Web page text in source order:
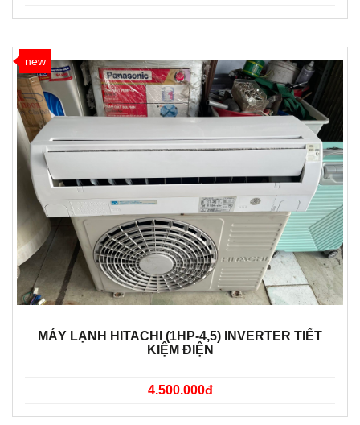
new
MÁY LẠNH HITACHI (1HP-4,5) INVERTER TIẾT
KIỆM ĐIỆN
4.500.000đ